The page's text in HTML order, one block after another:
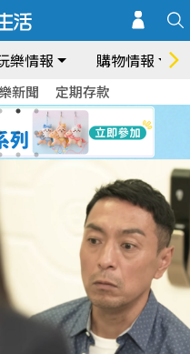
樂情報 購物情報
新聞 定期存款